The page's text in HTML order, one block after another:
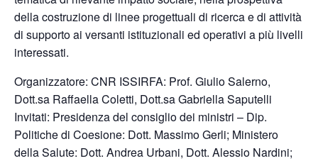
della costruzione di linee progettuali di ricerca e di attività
di supporto ai versanti istituzionali ed operativi a più livelli
interessati.
Organizzatore: CNR ISSIRFA: Prof. Giulio Salerno,
Dott.sa Raffaella Coletti, Dott.sa Gabriella Saputelli
Invitati: Presidenza del consiglio dei ministri – Dip.
Politiche di Coesione: Dott. Massimo Gerli; Ministero
della Salute: Dott. Andrea Urbani, Dott. Alessio Nardini;